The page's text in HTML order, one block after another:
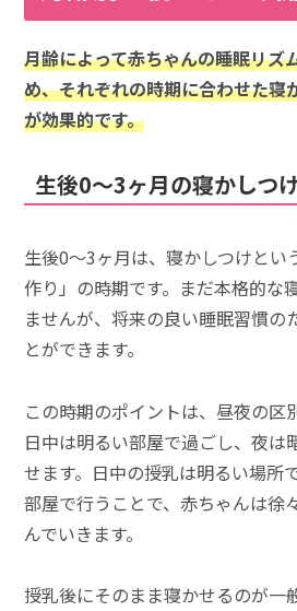
月齢によって赤ちゃんの睡眠リズ
め、それぞれの時期に合わせた寝
が効果的です。
生後0～3ヶ月の寝かしつ
生後0～3ヶ月は、寝かしつけとい
作り」の時期です。まだ本格的な
ませんが、将来の良い睡眠習慣の
とができます。
この時期のポイントは、昼夜の区
日中は明るい部屋で過ごし、夜は
せます。日中の授乳は明るい場所
部屋で行うことで、赤ちゃんは徐
んでいきます。
授乳後にそのまま寝かせるのが一